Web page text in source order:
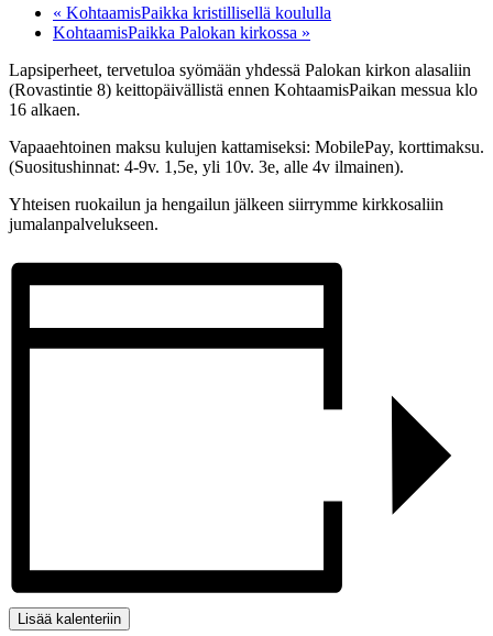
« KohtaamisPaikka kristillisellä koululla
KohtaamisPaikka Palokan kirkossa »
Lapsiperheet, tervetuloa syömään yhdessä Palokan kirkon alasaliin
(Rovastintie 8) keittopäivällistä ennen KohtaamisPaikan messua klo
16 alkaen.
Vapaaehtoinen maksu kulujen kattamiseksi: MobilePay, korttimaksu.
(Suositushinnat: 4-9v. 1,5e, yli 10v. 3e, alle 4v ilmainen).
Yhteisen ruokailun ja hengailun jälkeen siirrymme kirkkosaliin
jumalanpalvelukseen.
Lisää kalenteriin